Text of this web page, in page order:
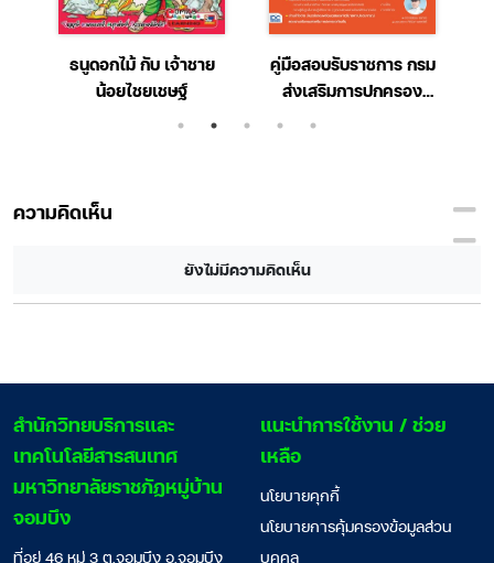
ธนูดอกไม้ กับ เจ้าชาย
น้อยไชยเชษฐ์
คู่มือสอบรับราชการ กรม
ส่งเสริมการปกครอง
ท้องถิ่น (ภาค ก.) ฉบับ
ความคิดเห็น
ยังไม่มีความคิดเห็น
สํานักวิทยบริการและ
เทคโนโลยีสารสนเทศ
มหาวิทยาลัยราชภัฏหมู่บ้าน
จอมบึง
ที่อยู่ 46 หมู่ 3 ต.จอมบึง อ.จอมบึง
แนะนำการใช้งาน / ช่วย
เหลือ
นโยบายคุกกี้
นโยบายการคุ้มครองข้อมูลส่วน
บุคคล